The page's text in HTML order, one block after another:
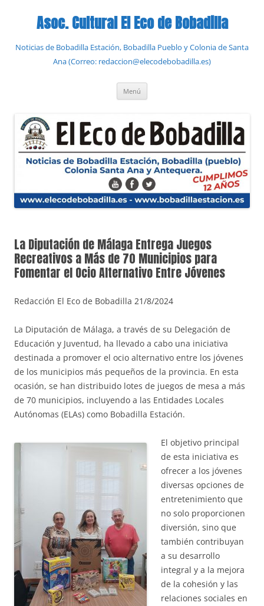
contenidoAsoc. Cultural El Eco de Bobadilla
Noticias de Bobadilla Estación, Bobadilla Pueblo y Colonia de Santa
Ana (Correo: redaccion@elecodebobadilla.es)
Menú
La Diputación de Málaga Entrega Juegos
Recreativos a Más de 70 Municipios para
Fomentar el Ocio Alternativo Entre Jóvenes
Redacción El Eco de Bobadilla 21/8/2024
La Diputación de Málaga, a través de su Delegación de
Educación y Juventud, ha llevado a cabo una iniciativa
destinada a promover el ocio alternativo entre los jóvenes
de los municipios más pequeños de la provincia. En esta
ocasión, se han distribuido lotes de juegos de mesa a más
de 70 municipios, incluyendo a las Entidades Locales
Autónomas (ELAs) como Bobadilla Estación.
El objetivo principal
de esta iniciativa es
ofrecer a los jóvenes
diversas opciones de
entretenimiento que
no solo proporcionen
diversión, sino que
también contribuyan
a su desarrollo
integral y a la mejora
de la cohesión y las
relaciones sociales en